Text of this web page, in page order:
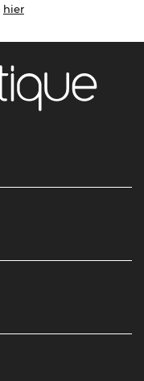
hier